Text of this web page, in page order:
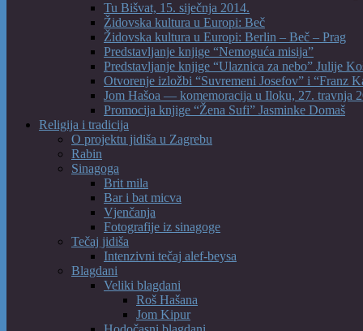
Tu Bišvat, 15. siječnja 2014.
Židovska kultura u Europi: Beč
Židovska kultura u Europi: Berlin – Beč – Prag
Predstavljanje knjige “Nemoguća misija”
Predstavljanje knjige “Ulaznica za nebo” Julije
Otvorenje izložbi “Suvremeni Josefov” i “Franz
Jom Hašoa — komemoracija u Iloku, 27. travnja
Promocija knjige “Žena Sufi” Jasminke Domaš
Religija i tradicija
O projektu jidiša u Zagrebu
Rabin
Sinagoga
Brit mila
Bar i bat micva
Vjenčanja
Fotografije iz sinagoge
Tečaj jidiša
Intenzivni tečaj alef-beysa
Blagdani
Veliki blagdani
Roš Hašana
Jom Kipur